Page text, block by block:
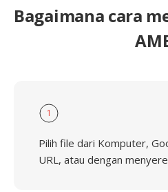
Bagaimana cara
1
Pilih file dari Komputer,
URL, atau dengan